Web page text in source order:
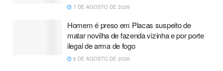
7 DE AGOSTO DE 2026
Homem é preso em Placas suspeito de
matar novilha de fazenda vizinha e por porte
ilegal de arma de fogo
6 DE AGOSTO DE 2026